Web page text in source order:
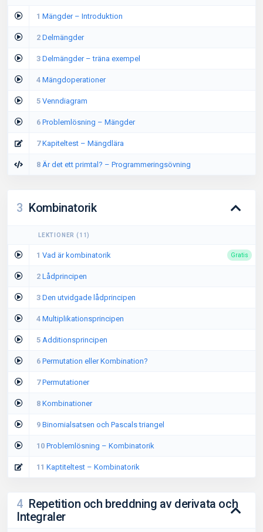
1 Mängder – Introduktion
2 Delmängder
3 Delmängder – träna exempel
4 Mängdoperationer
5 Venndiagram
6 Problemlösning – Mängder
7Kapiteltest – Mängdlära
8 Är det ett primtal? – Programmeringsövning
3 Kombinatorik
LEKTIONER (11)
1 Vad är kombinatorik Gratis
2 Lådprincipen
3 Den utvidgade lådprincipen
4 Multiplikationsprincipen
5 Additionsprincipen
6 Permutation eller Kombination?
7Permutationer
8 Kombinationer
9 Binomialsatsen och Pascals triangel
10 Problemlösning – Kombinatorik
11 Kaptiteltest – Kombinatorik
4 Repetition och breddning av derivata och
Integraler